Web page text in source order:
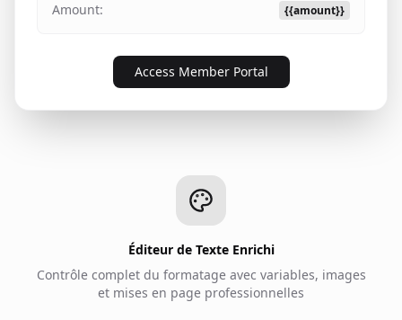
Amount: {{amount}}
Access Member Portal
Éditeur de Texte Enrichi
Contrôle complet du formatage avec variables, images
et mises en page professionnelles